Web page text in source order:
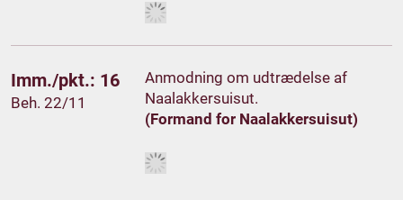
Imm./pkt.: 16
Beh. 22/11
Anmodning om udtrædelse af
Naalakkersuisut.
(Formand for Naalakkersuisut)